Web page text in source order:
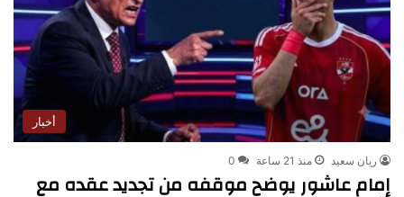
أخبار
ريان سعيد منذ 21 ساعة 0
إمام عاشور يوضح موقفه من تجديد عقده مع